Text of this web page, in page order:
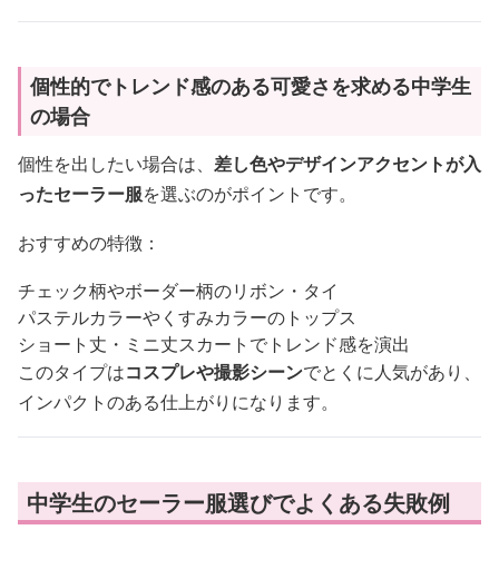
個性的でトレンド感のある可愛さを求める中学生
の場合
個性を出したい場合は、 差し色やデザインアクセントが入
ったセーラー服を選ぶのがポイントです。
おすすめの特徴：
チェック柄やボーダー柄のリボン・タイ
パステルカラーやくすみカラーのトップス
ショート丈・ミニ丈スカートでトレンド感を演出
このタイプはコスプレや撮影シーンでとくに人気があり、
インパクトのある仕上がりになります。
中学生のセーラー服選びでよくある失敗例